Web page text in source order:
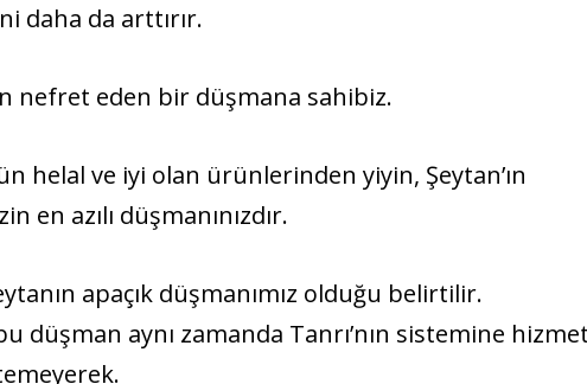
daha da arttırır.
nefret eden bir düşmana sahibiz.
helal ve iyi olan ürünlerinden yiyin, Şeytan’ın
en azılı düşmanınızdır.
apaçık düşmanımız olduğu belirtilir.
düşman aynı zamanda Tanrı’nın sistemine